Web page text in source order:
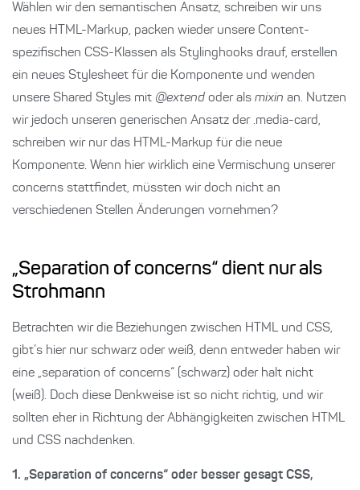
Wählen wir den semantischen Ansatz, schreiben wir uns
neues HTML-Markup, packen wieder unsere Content-
spezifischen CSS-Klassen als Stylinghooks drauf, erstellen
ein neues Stylesheet für die Komponente und wenden
unsere Shared Styles mit @extend oder als mixin an. Nutzen
wir jedoch unseren generischen Ansatz der .media-card,
schreiben wir nur das HTML-Markup für die neue
Komponente. Wenn hier wirklich eine Vermischung unserer
concerns stattfindet, müssten wir doch nicht an
verschiedenen Stellen Änderungen vornehmen?
„Separation of concerns“ dient nur als
Strohmann
Betrachten wir die Beziehungen zwischen HTML und CSS,
gibt’s hier nur schwarz oder weiß, denn entweder haben wir
eine „separation of concerns“ (schwarz) oder halt nicht
(weiß). Doch diese Denkweise ist so nicht richtig, und wir
sollten eher in Richtung der Abhängigkeiten zwischen HTML
und CSS nachdenken.
1. „Separation of concerns“ oder besser gesagt CSS,